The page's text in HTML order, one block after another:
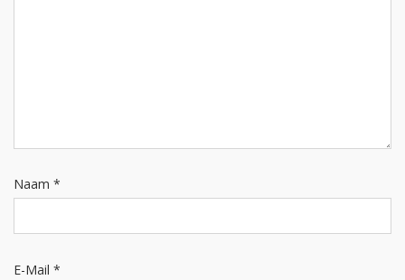
Naam *
E-Mail *